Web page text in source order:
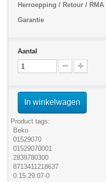
Herroepping / Retour / RMA
Garantie
Aantal
In winkelwagen
Product tags:
Beko
01529070
01529070001
2839780300
8713411218637
0.15.29.07-0